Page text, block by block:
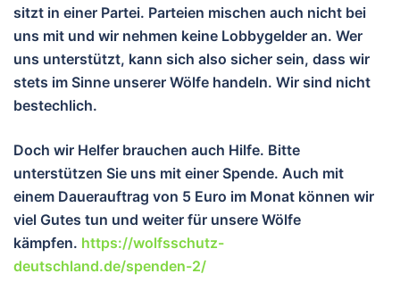
sitzt in einer Partei. Parteien mischen auch nicht bei
uns mit und wir nehmen keine Lobbygelder an. Wer
uns unterstützt, kann sich also sicher sein, dass wir
stets im Sinne unserer Wölfe handeln. Wir sind nicht
bestechlich.
Doch wir Helfer brauchen auch Hilfe. Bitte
unterstützen Sie uns mit einer Spende. Auch mit
einem Dauerauftrag von 5 Euro im Monat können wir
viel Gutes tun und weiter für unsere Wölfe
kämpfen. https://wolfsschutz-
deutschland.de/spenden-2/